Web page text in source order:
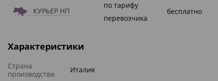
КУРЬЕР НП
по тарифу
перевозчика
бесплатно
Характеристики
Страна
производства
Италия